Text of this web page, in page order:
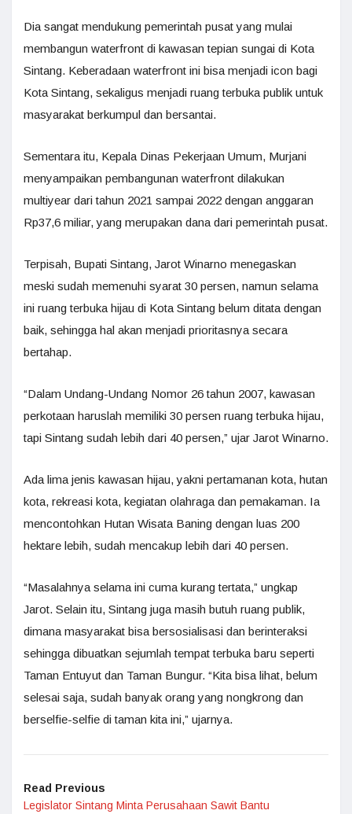
Dia sangat mendukung pemerintah pusat yang mulai
membangun waterfront di kawasan tepian sungai di Kota
Sintang. Keberadaan waterfront ini bisa menjadi icon bagi
Kota Sintang, sekaligus menjadi ruang terbuka publik untuk
masyarakat berkumpul dan bersantai.
Sementara itu, Kepala Dinas Pekerjaan Umum, Murjani
menyampaikan pembangunan waterfront dilakukan
multiyear dari tahun 2021 sampai 2022 dengan anggaran
Rp37,6 miliar, yang merupakan dana dari pemerintah pusat.
Terpisah, Bupati Sintang, Jarot Winarno menegaskan
meski sudah memenuhi syarat 30 persen, namun selama
ini ruang terbuka hijau di Kota Sintang belum ditata dengan
baik, sehingga hal akan menjadi prioritasnya secara
bertahap.
“Dalam Undang-Undang Nomor 26 tahun 2007, kawasan
perkotaan haruslah memiliki 30 persen ruang terbuka hijau,
tapi Sintang sudah lebih dari 40 persen,” ujar Jarot Winarno.
Ada lima jenis kawasan hijau, yakni pertamanan kota, hutan
kota, rekreasi kota, kegiatan olahraga dan pemakaman. Ia
mencontohkan Hutan Wisata Baning dengan luas 200
hektare lebih, sudah mencakup lebih dari 40 persen.
“Masalahnya selama ini cuma kurang tertata,” ungkap
Jarot. Selain itu, Sintang juga masih butuh ruang publik,
dimana masyarakat bisa bersosialisasi dan berinteraksi
sehingga dibuatkan sejumlah tempat terbuka baru seperti
Taman Entuyut dan Taman Bungur. “Kita bisa lihat, belum
selesai saja, sudah banyak orang yang nongkrong dan
berselfie-selfie di taman kita ini,” ujarnya.
Read Previous
Legislator Sintang Minta Perusahaan Sawit Bantu